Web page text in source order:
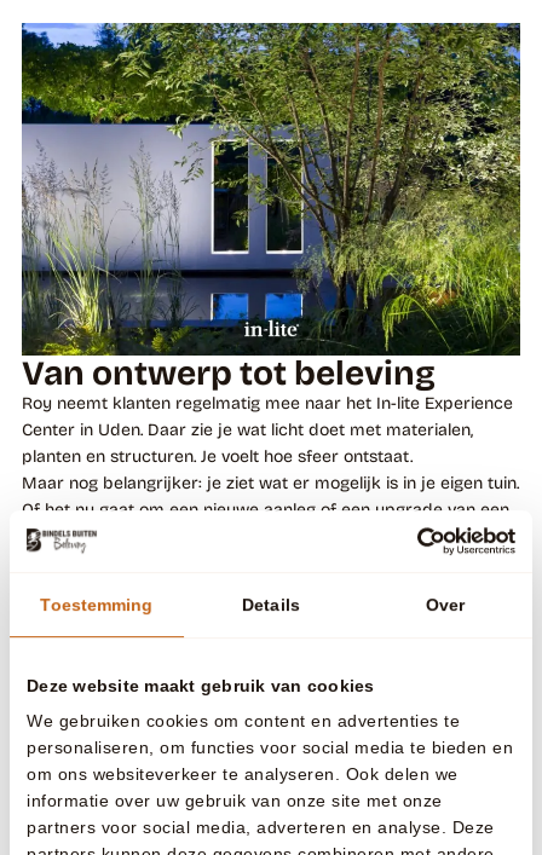
Toestemming Details Over
Deze website maakt gebruik van cookies
We gebruiken cookies om content en advertenties te
personaliseren, om functies voor social media te bieden en
om ons websiteverkeer te analyseren. Ook delen we
informatie over uw gebruik van onze site met onze
partners voor social media, adverteren en analyse. Deze
Van ontwerp tot beleving
Roy neemt klanten regelmatig mee naar het In-lite Experience
Center in Uden. Daar zie je wat licht doet met materialen,
planten en structuren. Je voelt hoe sfeer ontstaat.
Maar nog belangrijker: je ziet wat er mogelijk is in je eigen tuin.
Of het nu gaat om een nieuwe aanleg of een upgrade van een
bestaande tuin – een goed lichtplan maakt het verschil tussen
functioneel en bijzonder.
Wil jij jouw tuin upgraden met
licht?
Roy denkt graag met je mee over een doordacht lichtadvies
en laat je zien hoe jouw tuin ook in de avond tot leven kan
komen.